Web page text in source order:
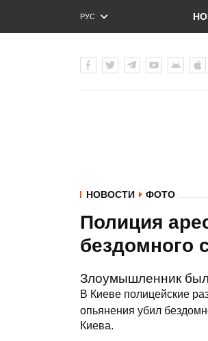
РУС
ENG
НОВОСТИ ФОТО
Полиция
бездомного
Злоумышленник
В Киеве полицейские
опьянения убил
Киева.